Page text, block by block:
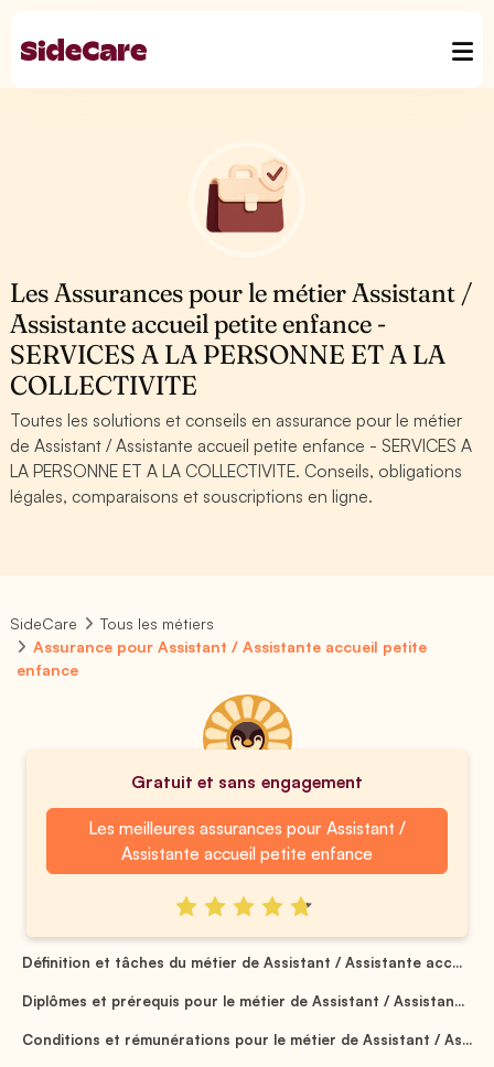
Les Assurances pour le métier Assistant /
Assistante accueil petite enfance -
SERVICES A LA PERSONNE ET A LA
COLLECTIVITE
Toutes les solutions et conseils en assurance pour le métier
de Assistant / Assistante accueil petite enfance - SERVICES A
LA PERSONNE ET A LA COLLECTIVITE. Conseils, obligations
légales, comparaisons et souscriptions en ligne.
SideCare
Tous les métiers
Assurance pour Assistant / Assistante accueil petite
enfance
Gratuit et sans engagement
Les meilleures assurances pour Assistant /
Assistante accueil petite enfance
Définition et tâches du métier de Assistant / Assistante acc...
Diplômes et prérequis pour le métier de Assistant / Assistan...
Conditions et rémunérations pour le métier de Assistant / As...